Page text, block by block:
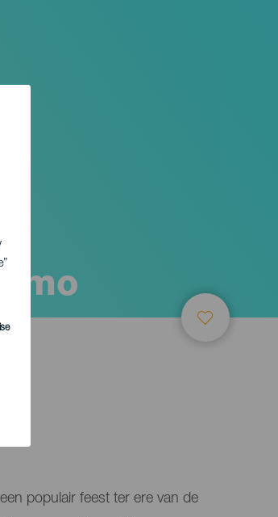
populair feest ter ere van de